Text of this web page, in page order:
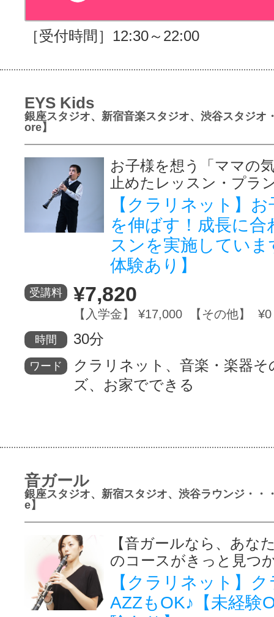
［受付時間］12:30～22:00
EYS Kids
銀座スタジオ、新宿音楽スタジオ、渋谷スタジオ
ore】
お子様を想う「ママの
止めたレッスン・プラ
【クラリネット】
を伸ばす！成長に合
スンを実施していま
体験あり】
受講料 ¥7,820
【入学金】 ¥17,000 【その他】 ¥0
時間 30分
ワード
クラリネット、音楽・楽器そ
ズ、お家でできる
音ガール
銀座スタジオ、新宿スタジオ、渋谷ラウンジ・・
e】
【音ガールなら、あな
のコースがきっと見つ
【クラリネット】
AZZもOK♪【未経験